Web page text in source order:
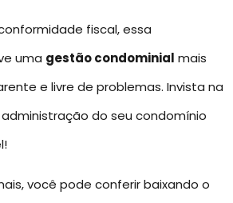
fiscal, essa
uma gestão condominial mais
e livre de problemas. Invista na
do seu condomínio
você pode conferir baixando o